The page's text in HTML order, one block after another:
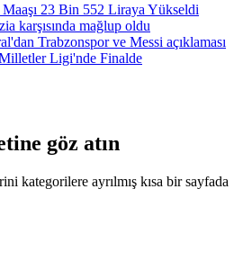
23 Bin 552 Liraya Yükseldi
karşısında mağlup oldu
Trabzonspor ve Messi açıklaması
Ligi'nde Finalde
göz atın
kategorilere ayrılmış kısa bir sayfada